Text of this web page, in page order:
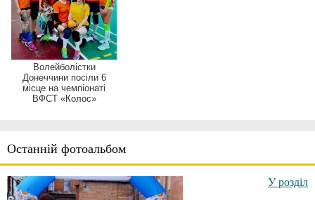
Останній фотоальбом
У розділ
Волейболістки
Донеччини посіли 6
місце на чемпіонаті
ВФСТ «Колос»